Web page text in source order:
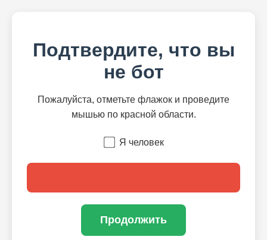
Подтвердите, что вы
не бот
Пожалуйста, отметьте флажок и проведите
мышью по красной области.
Я человек
Продолжить